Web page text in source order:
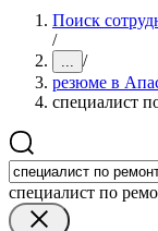
Поиск
/
... /
резюме в
специалист
специалист по